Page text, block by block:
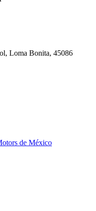
Loma Bonita, 45086
de México